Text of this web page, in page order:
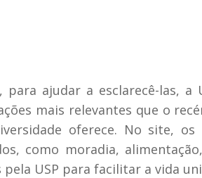
ajudar a esclarecê-las, a
mais relevantes que o
oferece. No site, os
como moradia,
USP para facilitar a vida